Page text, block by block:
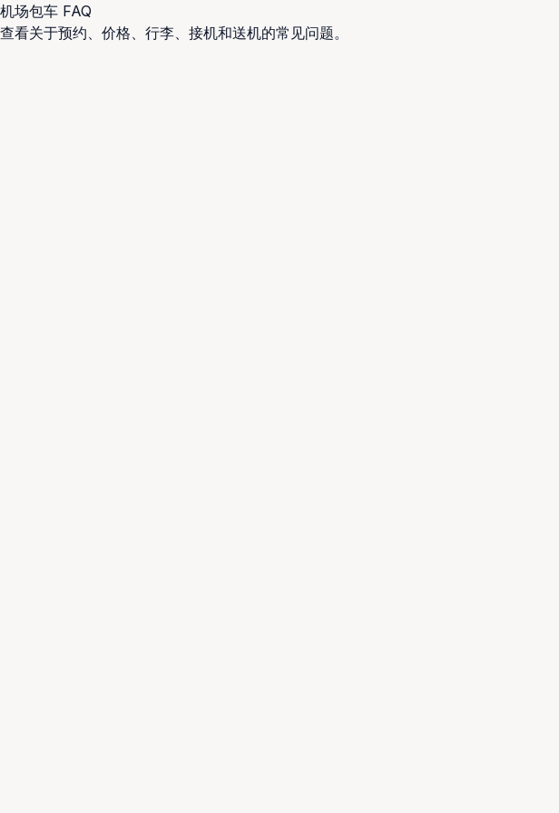
机场包车 FAQ
查看关于预约、价格、行李、接机和送机的常见问题。